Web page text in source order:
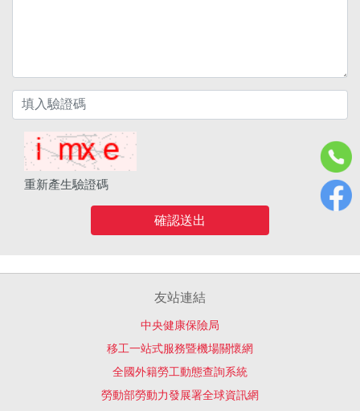
重新產生驗證碼
確認送出
友站連結
中央健康保險局
移工一站式服務暨機場關懷網
全國外籍勞工動態查詢系統
勞動部勞動力發展署全球資訊網